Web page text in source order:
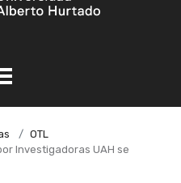
OTL
Investigadoras UAH se